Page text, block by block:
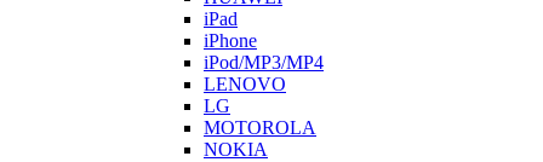
iPad
iPhone
iPod/MP3/MP4
LENOVO
LG
MOTOROLA
NOKIA